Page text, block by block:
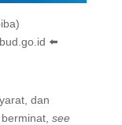
⬅️
dan
see